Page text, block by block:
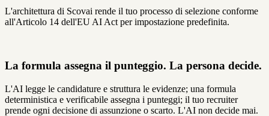
L'architettura di Scovai rende il tuo processo di selezione conforme
all'Articolo 14 dell'EU AI Act per impostazione predefinita.
La formula assegna il punteggio. La persona decide.
L'AI legge le candidature e struttura le evidenze; una formula
deterministica e verificabile assegna i punteggi; il tuo recruiter
prende ogni decisione di assunzione o scarto. L'AI non decide mai.